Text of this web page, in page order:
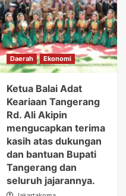
Daerah Ekonomi
Ketua Balai Adat
Keariaan Tangerang
Rd. Ali Akipin
mengucapkan terima
kasih atas dukungan
dan bantuan Bupati
Tangerang dan
seluruh jajarannya.